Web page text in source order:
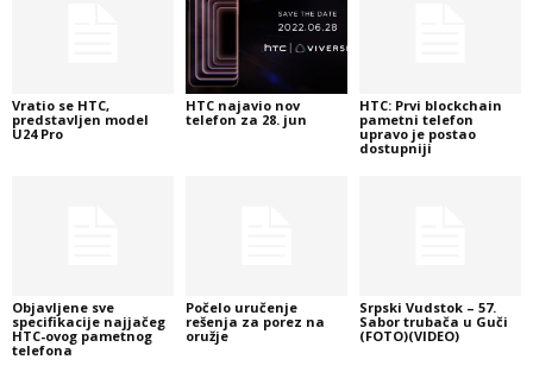
Vratio se HTC,
predstavljen model
U24 Pro
HTC najavio nov
telefon za 28. jun
HTC: Prvi blockchain
pametni telefon
upravo je postao
dostupniji
Objavljene sve
specifikacije najjačeg
HTC-ovog pametnog
telefona
Počelo uručenje
rešenja za porez na
oružje
Srpski Vudstok – 57.
Sabor trubača u Guči
(FOTO)(VIDEO)